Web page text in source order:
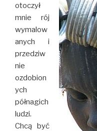
otoczył
mnie rój
wymalow
anych i
przedziw
nie
ozdobion
ych
półnagich
ludzi.
Chcą być